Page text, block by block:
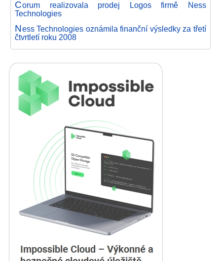
Corum realizovala prodej Logos firmě Ness
Technologies
Ness Technologies oznámila finanční výsledky za třetí
čtvrtletí roku 2008